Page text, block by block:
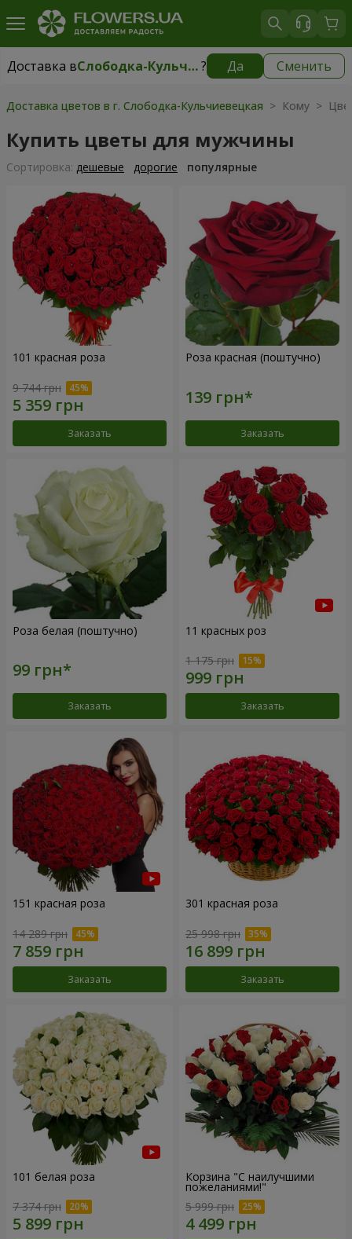
Доставка в Слободка-Кульчиевецкая? Да Сменить
Доставка вСлободка-Кульчиевецкая| бесплатно
Доставка цветов в г. Слободка-Кульчиевецкая > Кому >
Купить цветы для мужчины
Cортировка: дешевые дорогие популярные
101 красная роза
9 744 грн
Заказать
Роза красная (поштучно)
Заказать
Роза белая (поштучно)
Заказать
11 красных роз
1 175 грн
Заказать
151 красная роза
14 289 грн
Заказать
301 красная роза
25 998 грн
Заказать
101 белая роза
7 374 грн
Корзина "С наилучшими
пожеланиями!"
5 999 грн